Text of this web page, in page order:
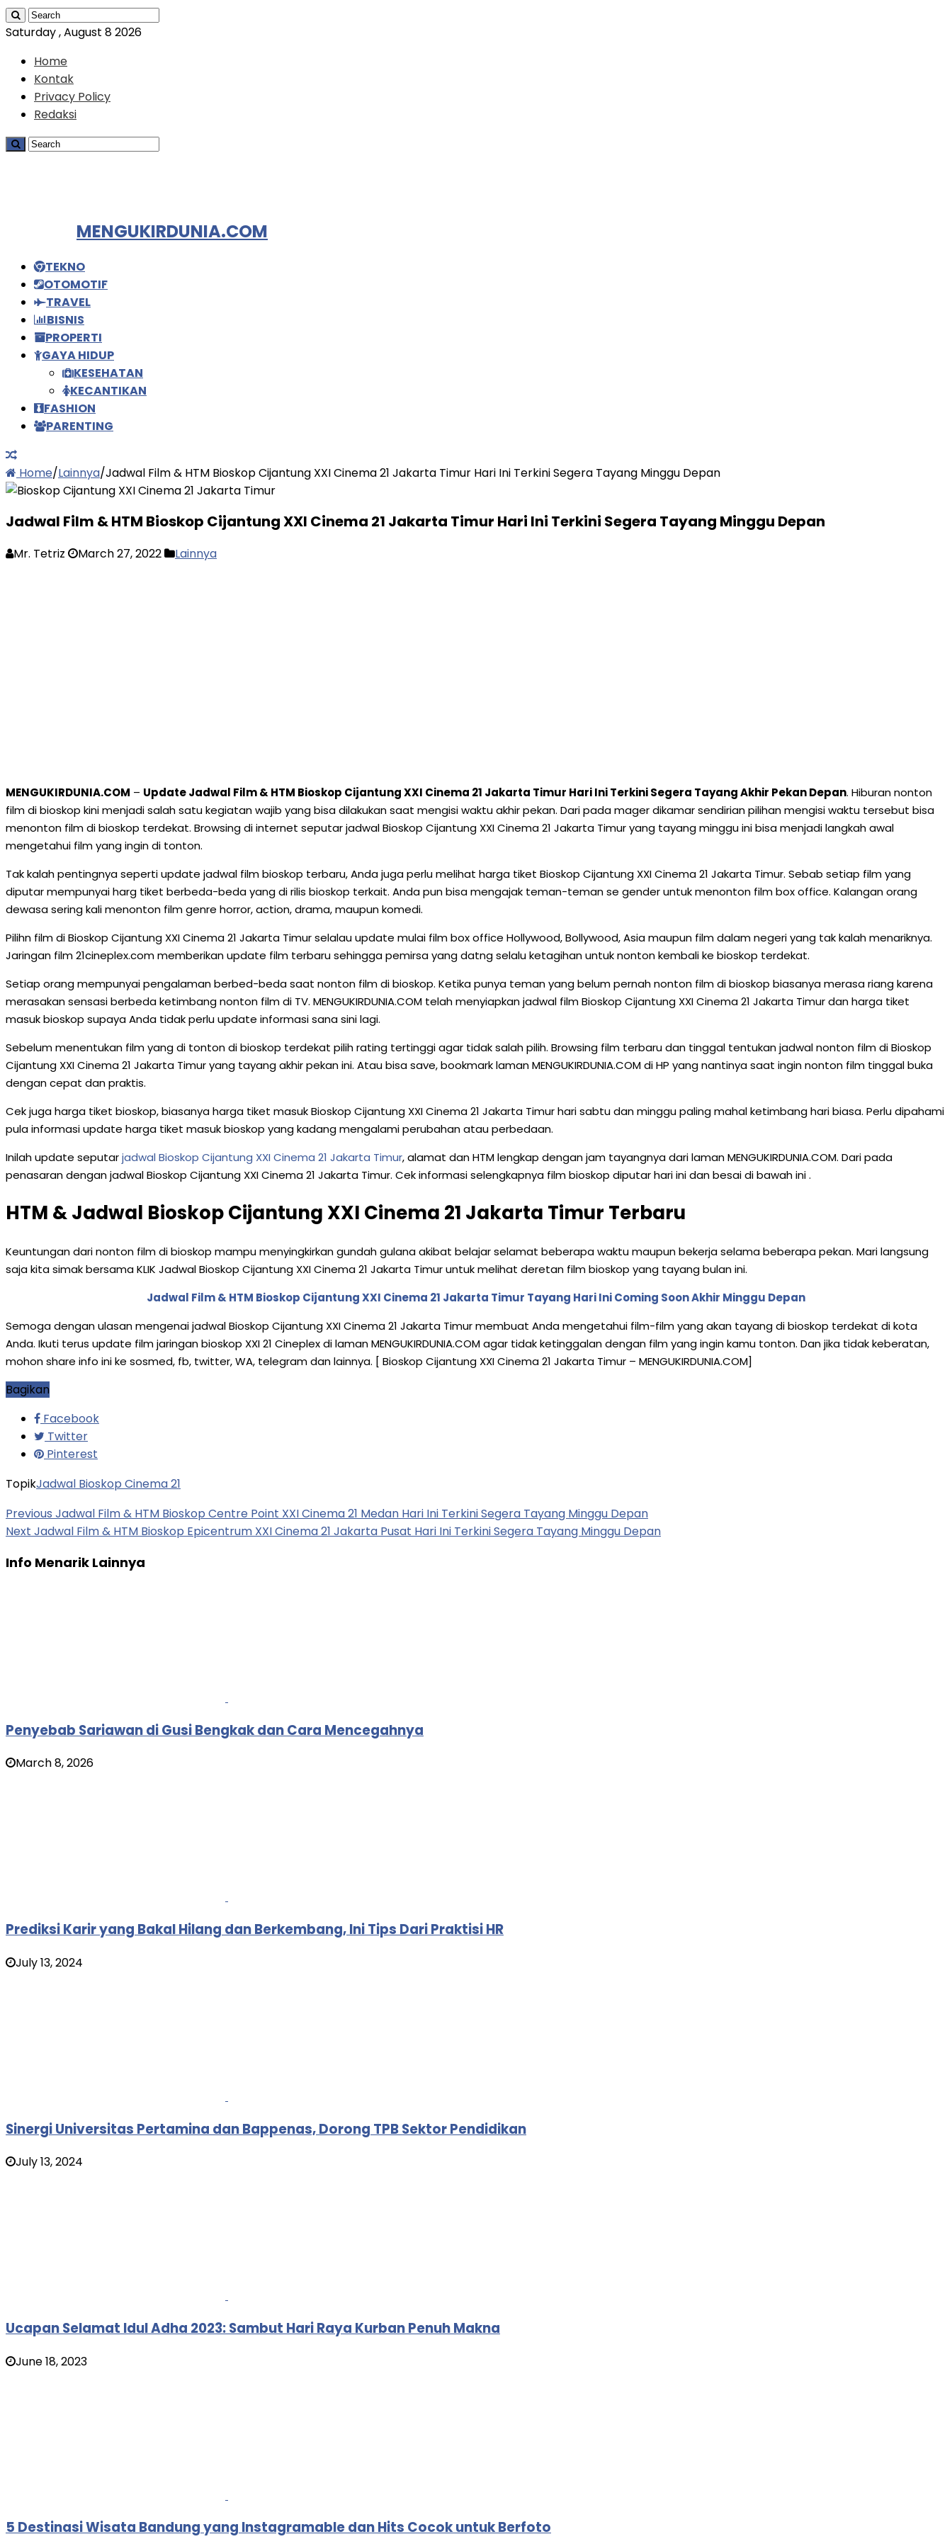
Saturday , August 8 2026
Home
Kontak
Privacy Policy
Redaksi
MENGUKIRDUNIA.COM
TEKNO
OTOMOTIF
TRAVEL
BISNIS
PROPERTI
GAYA HIDUP
KESEHATAN
KECANTIKAN
FASHION
PARENTING
Home/Lainnya/Jadwal Film & HTM Bioskop Cijantung XXI Cinema 21 Jakarta Timur Hari Ini Terkini Segera Tayang Minggu Depan
Jadwal Film & HTM Bioskop Cijantung XXI Cinema 21 Jakarta Timur Hari Ini Terkini Segera Tayang Minggu Depan
Mr. Tetriz March 27, 2022 Lainnya
MENGUKIRDUNIA.COM – Update Jadwal Film & HTM Bioskop Cijantung XXI Cinema 21 Jakarta Timur Hari Ini Terkini Segera Tayang Akhir Pekan Depan. Hiburan nonton
film di bioskop kini menjadi salah satu kegiatan wajib yang bisa dilakukan saat mengisi waktu akhir pekan. Dari pada mager dikamar sendirian pilihan mengisi waktu tersebut bisa
menonton film di bioskop terdekat. Browsing di internet seputar jadwal Bioskop Cijantung XXI Cinema 21 Jakarta Timur yang tayang minggu ini bisa menjadi langkah awal
mengetahui film yang ingin di tonton.
Tak kalah pentingnya seperti update jadwal film bioskop terbaru, Anda juga perlu melihat harga tiket Bioskop Cijantung XXI Cinema 21 Jakarta Timur. Sebab setiap film yang
diputar mempunyai harg tiket berbeda-beda yang di rilis bioskop terkait. Anda pun bisa mengajak teman-teman se gender untuk menonton film box office. Kalangan orang
dewasa sering kali menonton film genre horror, action, drama, maupun komedi.
Pilihn film di Bioskop Cijantung XXI Cinema 21 Jakarta Timur selalau update mulai film box office Hollywood, Bollywood, Asia maupun film dalam negeri yang tak kalah menariknya.
Jaringan film 21cineplex.com memberikan update film terbaru sehingga pemirsa yang datng selalu ketagihan untuk nonton kembali ke bioskop terdekat.
Setiap orang mempunyai pengalaman berbed-beda saat nonton film di bioskop. Ketika punya teman yang belum pernah nonton film di bioskop biasanya merasa riang karena
merasakan sensasi berbeda ketimbang nonton film di TV. MENGUKIRDUNIA.COM telah menyiapkan jadwal film Bioskop Cijantung XXI Cinema 21 Jakarta Timur dan harga tiket
masuk bioskop supaya Anda tidak perlu update informasi sana sini lagi.
Sebelum menentukan film yang di tonton di bioskop terdekat pilih rating tertinggi agar tidak salah pilih. Browsing film terbaru dan tinggal tentukan jadwal nonton film di Bioskop
Cijantung XXI Cinema 21 Jakarta Timur yang tayang akhir pekan ini. Atau bisa save, bookmark laman MENGUKIRDUNIA.COM di HP yang nantinya saat ingin nonton film tinggal buka
dengan cepat dan praktis.
Cek juga harga tiket bioskop, biasanya harga tiket masuk Bioskop Cijantung XXI Cinema 21 Jakarta Timur hari sabtu dan minggu paling mahal ketimbang hari biasa. Perlu dipahami
pula informasi update harga tiket masuk bioskop yang kadang mengalami perubahan atau perbedaan.
Inilah update seputarjadwal Bioskop Cijantung XXI Cinema 21 Jakarta Timur, alamat dan HTM lengkap dengan jam tayangnya dari laman MENGUKIRDUNIA.COM. Dari pada
penasaran dengan jadwal Bioskop Cijantung XXI Cinema 21 Jakarta Timur. Cek informasi selengkapnya film bioskop diputar hari ini dan besai di bawah ini .
HTM & Jadwal Bioskop Cijantung XXI Cinema 21 Jakarta Timur Terbaru
Keuntungan dari nonton film di bioskop mampu menyingkirkan gundah gulana akibat belajar selamat beberapa waktu maupun bekerja selama beberapa pekan. Mari langsung
saja kita simak bersama KLIK Jadwal Bioskop Cijantung XXI Cinema 21 Jakarta Timur untuk melihat deretan film bioskop yang tayang bulan ini.
Jadwal Film & HTM Bioskop Cijantung XXI Cinema 21 Jakarta Timur Tayang Hari Ini Coming Soon Akhir Minggu Depan
Semoga dengan ulasan mengenai jadwal Bioskop Cijantung XXI Cinema 21 Jakarta Timur membuat Anda mengetahui film-film yang akan tayang di bioskop terdekat di kota
Anda. Ikuti terus update film jaringan bioskop XXI 21 Cineplex di laman MENGUKIRDUNIA.COM agar tidak ketinggalan dengan film yang ingin kamu tonton. Dan jika tidak keberatan,
mohon share info ini ke sosmed, fb, twitter, WA, telegram dan lainnya. [ Bioskop Cijantung XXI Cinema 21 Jakarta Timur – MENGUKIRDUNIA.COM]
Bagikan
Facebook
Twitter
Pinterest
TopikJadwal Bioskop Cinema 21
Previous Jadwal Film & HTM Bioskop Centre Point XXI Cinema 21 Medan Hari Ini Terkini Segera Tayang Minggu Depan
Next Jadwal Film & HTM Bioskop Epicentrum XXI Cinema 21 Jakarta Pusat Hari Ini Terkini Segera Tayang Minggu Depan
Info Menarik Lainnya
Penyebab Sariawan di Gusi Bengkak dan Cara Mencegahnya
March 8, 2026
Prediksi Karir yang Bakal Hilang dan Berkembang, Ini Tips Dari Praktisi HR
July 13, 2024
Sinergi Universitas Pertamina dan Bappenas, Dorong TPB Sektor Pendidikan
July 13, 2024
Ucapan Selamat Idul Adha 2023: Sambut Hari Raya Kurban Penuh Makna
June 18, 2023
5 Destinasi Wisata Bandung yang Instagramable dan Hits Cocok untuk Berfoto